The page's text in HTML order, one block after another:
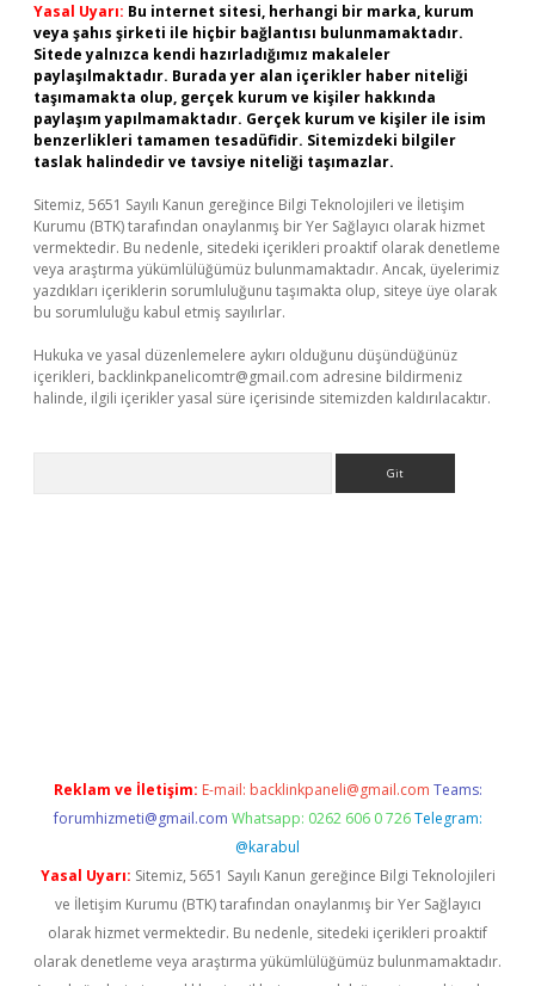
Yasal Uyarı: Bu internet sitesi, herhangi bir marka, kurum
veya şahıs şirketi ile hiçbir bağlantısı bulunmamaktadır.
Sitede yalnızca kendi hazırladığımız makaleler
paylaşılmaktadır. Burada yer alan içerikler haber niteliği
taşımamakta olup, gerçek kurum ve kişiler hakkında
paylaşım yapılmamaktadır. Gerçek kurum ve kişiler ile isim
benzerlikleri tamamen tesadüfidir. Sitemizdeki bilgiler
taslak halindedir ve tavsiye niteliği taşımazlar.
Sitemiz, 5651 Sayılı Kanun gereğince Bilgi Teknolojileri ve İletişim
Kurumu (BTK) tarafından onaylanmış bir Yer Sağlayıcı olarak hizmet
vermektedir. Bu nedenle, sitedeki içerikleri proaktif olarak denetleme
veya araştırma yükümlülüğümüz bulunmamaktadır. Ancak, üyelerimiz
yazdıkları içeriklerin sorumluluğunu taşımakta olup, siteye üye olarak
bu sorumluluğu kabul etmiş sayılırlar.
Hukuka ve yasal düzenlemelere aykırı olduğunu düşündüğünüz
içerikleri, backlinkpanelicomtr@gmail.com adresine bildirmeniz
halinde, ilgili içerikler yasal süre içerisinde sitemizden kaldırılacaktır.
Reklam ve İletişim: E-mail: backlinkpaneli@gmail.com Teams:
forumhizmeti@gmail.com Whatsapp: 0262 606 0 726 Telegram:
@karabul
Yasal Uyarı: Sitemiz, 5651 Sayılı Kanun gereğince Bilgi Teknolojileri
ve İletişim Kurumu (BTK) tarafından onaylanmış bir Yer Sağlayıcı
olarak hizmet vermektedir. Bu nedenle, sitedeki içerikleri proaktif
olarak denetleme veya araştırma yükümlülüğümüz bulunmamaktadır.